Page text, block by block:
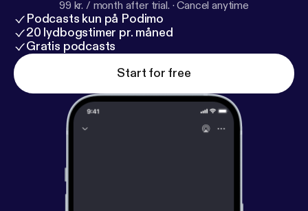
99 kr. / month after trial. ·Cancel anytime
Podcasts kun på Podimo
20 lydbogstimer pr. måned
Gratis podcasts
Start for free